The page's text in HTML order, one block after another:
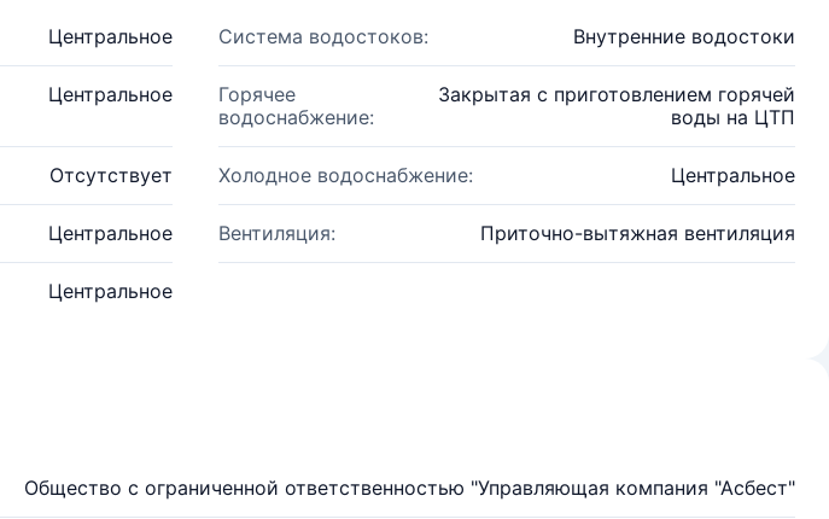
Центральное Система водостоков: Внутренние водостоки
Центральное
Горячее
водоснабжение:
Закрытая с приготовлением горячей
воды на ЦТП
Отсутствует Холодное водоснабжение: Центральное
Центральное Вентиляция: Приточно-вытяжная вентиляция
Центральное
Общество с ограниченной ответственностью "Управляющая компания "Асбест"